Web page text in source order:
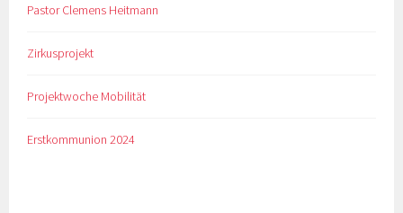
Pastor Clemens Heitmann
Zirkusprojekt
Projektwoche Mobilität
Erstkommunion 2024